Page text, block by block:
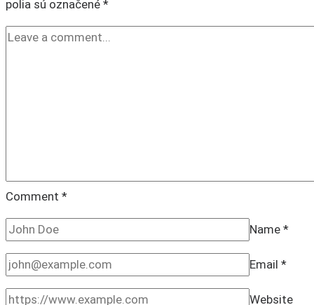
polia sú označené *
Comment *
Name *
Email *
Website